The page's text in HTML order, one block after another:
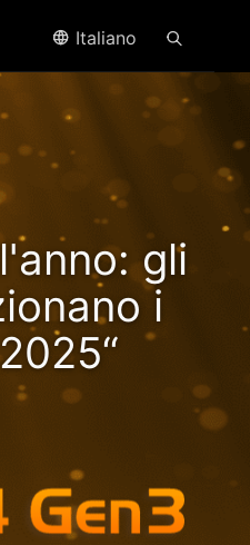
Italiano
gli
i
più